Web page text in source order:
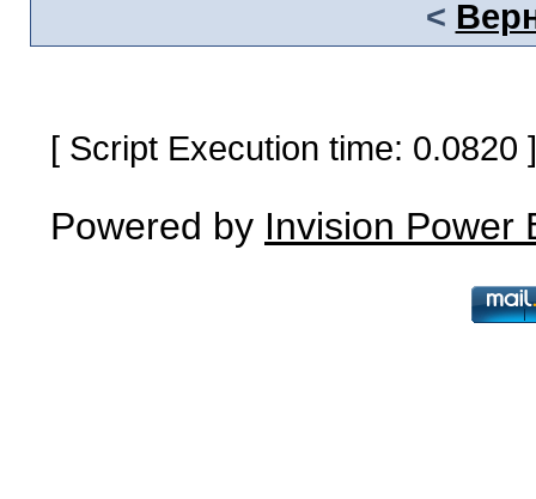
<
[ Script Execution time:
Powered by Invision Power